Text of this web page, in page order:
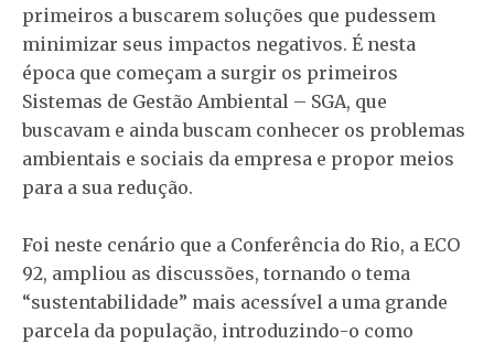
primeiros a buscarem soluções que pudessem
minimizar seus impactos negativos. É nesta
época que começam a surgir os primeiros
Sistemas de Gestão Ambiental – SGA, que
buscavam e ainda buscam conhecer os problemas
ambientais e sociais da empresa e propor meios
para a sua redução.
Foi neste cenário que a Conferência do Rio, a ECO
92, ampliou as discussões, tornando o tema
“sustentabilidade” mais acessível a uma grande
parcela da população, introduzindo-o como